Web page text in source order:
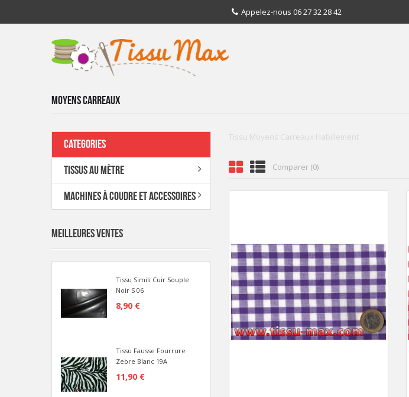
Appelez-nous 06 27 32 28 42
MOYENS CARREAUX
CATEGORIES
TISSUS AU MÈTRE
MACHINES À COUDRE ET ACCESSOIRES
MEILLEURES VENTES
Tissu Simili Cuir Souple
Noir S 06
8,90 €
Tissu Fausse Fourrure
Zebre Blanc 19A
11,90 €
Tissu Moyens Carreaux Habillement
Comparer (0)